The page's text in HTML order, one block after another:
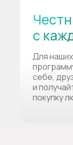
Для
себе,
и
покупку
с